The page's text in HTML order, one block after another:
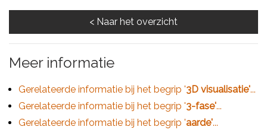
Meer informatie
Gerelateerde informatie bij het begrip '3D visualisatie'...
Gerelateerde informatie bij het begrip '3-fase'...
Gerelateerde informatie bij het begrip 'aarde'...